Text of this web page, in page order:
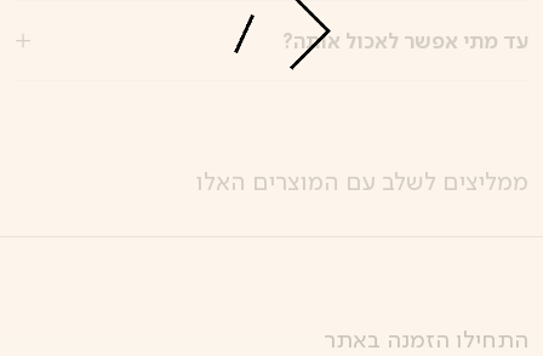
עד מתי אפשר לאכול אותה?
ממליצים לשלב עם המוצרים האלו
התחילו הזמנה באתר